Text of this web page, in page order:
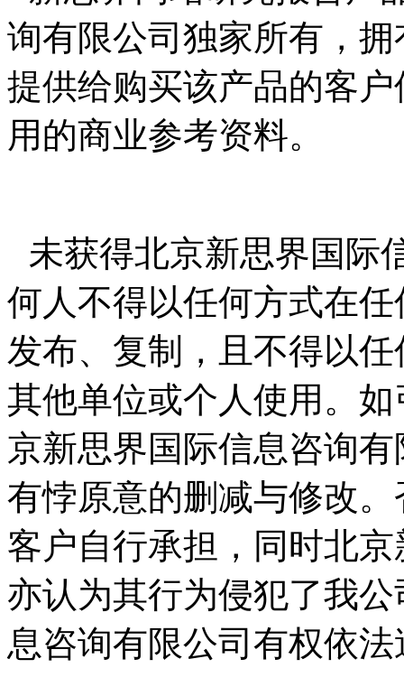
询有限公司独家所有，
提供给购买该产品的客
用的商业参考资料。
未获得北京新思界国际
何人不得以任何方式在
发布、复制，且不得以
其他单位或个人使用。
京新思界国际信息咨询
有悖原意的删减与修改
客户自行承担，同时北
亦认为其行为侵犯了我
息咨询有限公司有权依